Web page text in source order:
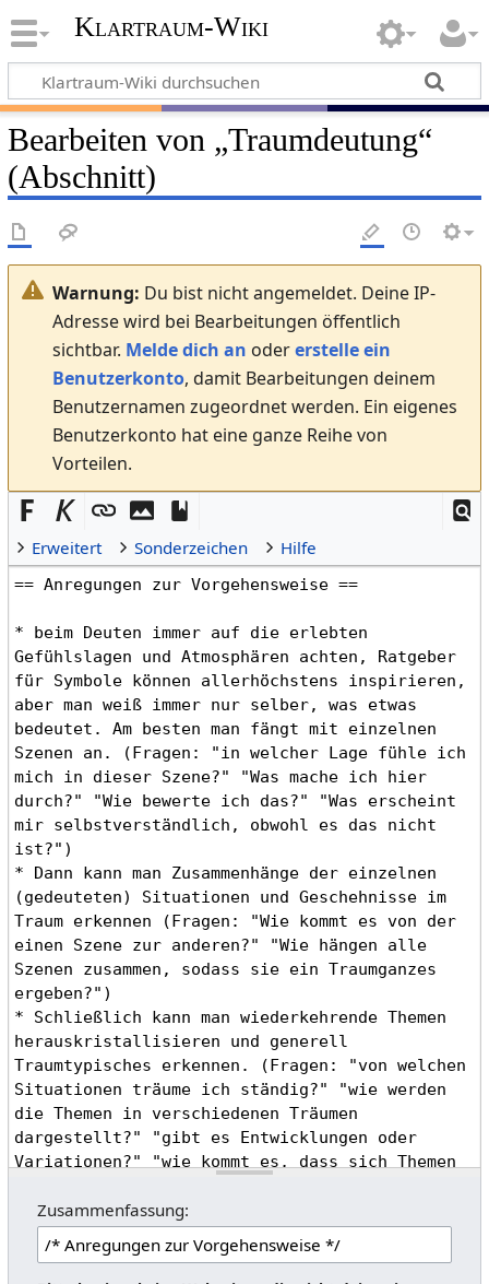
Klartraum-Wiki
Bearbeiten von „Traumdeutung“
(Abschnitt)
Warnung: Du bist nicht angemeldet. Deine IP-
Adresse wird bei Bearbeitungen öffentlich
sichtbar. Melde dich an odererstelle ein
Benutzerkonto, damit Bearbeitungen deinem
Benutzernamen zugeordnet werden. Ein eigenes
Benutzerkonto hat eine ganze Reihe von
Vorteilen.
Erweitert Sonderzeichen Hilfe
Zusammenfassung: